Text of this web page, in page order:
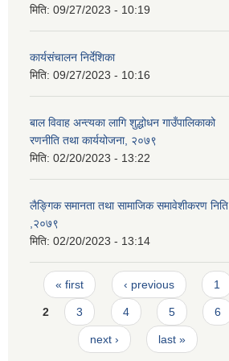
मिति: 09/27/2023 - 10:19
कार्यसंचालन निर्देशिका
मिति: 09/27/2023 - 10:16
बाल विवाह अन्त्यका लागि शुद्धोधन गाउँपालिकाको
रणनीति तथा कार्ययोजना, २०७९
मिति: 02/20/2023 - 13:22
लैङ्गिक समानता तथा सामाजिक समावेशीकरण निति
,२०७९
मिति: 02/20/2023 - 13:14
Pages
« first ‹ previous 1
2 3 4 5 6
next › last »